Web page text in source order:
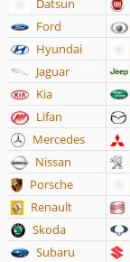
Datsun
Ford
Hyundai
Jaguar
Kia
Lifan
Mercedes
Nissan
Porsche
Renault
Skoda
Subaru